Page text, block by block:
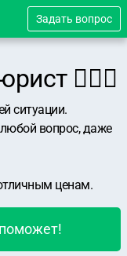
Задать вопрос
👨🏻‍⚖️
ситуации.
вопрос, даже
ценам.